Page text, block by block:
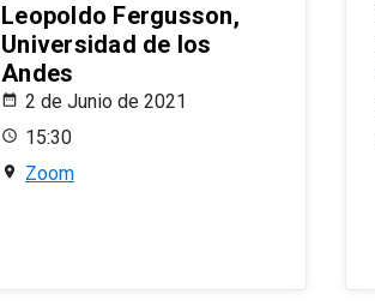
Leopoldo Fergusson,
Universidad de los
Andes
2 de Junio de 2021
15:30
Zoom